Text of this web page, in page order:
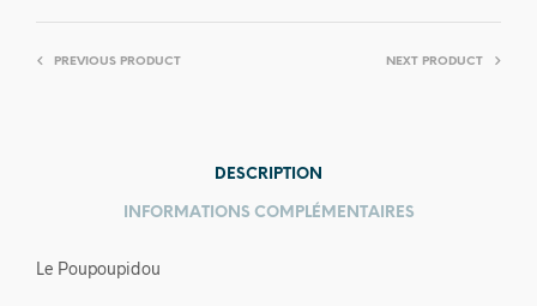
PREVIOUS PRODUCT NEXT PRODUCT
DESCRIPTION
INFORMATIONS COMPLÉMENTAIRES
Le Poupoupidou